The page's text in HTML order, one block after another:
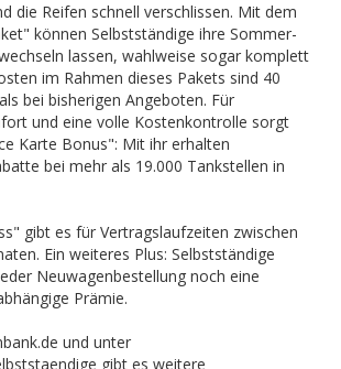
die Reifen schnell verschlissen. Mit dem
können Selbstständige ihre Sommer-
lassen, wahlweise sogar komplett
im Rahmen dieses Pakets sind 40
bei bisherigen Angeboten. Für
und eine volle Kostenkontrolle sorgt
Karte Bonus": Mit ihr erhalten
bei mehr als 19.000 Tankstellen in
gibt es für Vertragslaufzeiten zwischen
Ein weiteres Plus: Selbstständige
Neuwagenbestellung noch eine
Prämie.
und unter
gibt es weitere